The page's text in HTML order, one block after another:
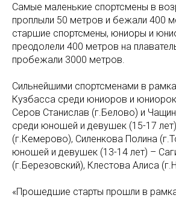
Самые маленькие спортсмены в
проплыли 50 метров и бежали 400
старшие спортсмены, юниоры и
преодолели 400 метров на
пробежали 3000 метров.
Сильнейшими спортсменами в
Кузбасса среди юниоров и юниорок
Серов Станислав (г.Белово) и
среди юношей и девушек (15-17
(г.Кемерово), Силенкова Полина
юношей и девушек (13-14 лет) –
(г.Березовский), Клестова Алиса
«Прошедшие старты прошли в